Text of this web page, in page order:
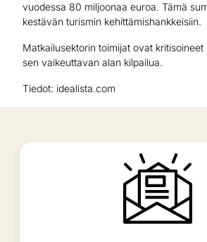
vuodessa 80 miljoonaa euroa. Tämä
kestävän turismin kehittämishankkeisiin.
Matkailusektorin toimijat ovat
sen vaikeuttavan alan kilpailua.
Tiedot: idealista.com